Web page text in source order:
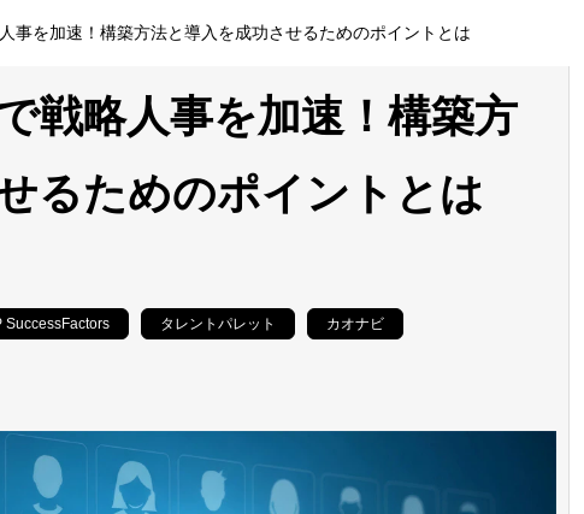
事を加速！構築方法と導入を成功させるためのポイントとは
戦略人事を加速！構築方
るためのポイントとは
SuccessFactors タレントパレット カオナビ